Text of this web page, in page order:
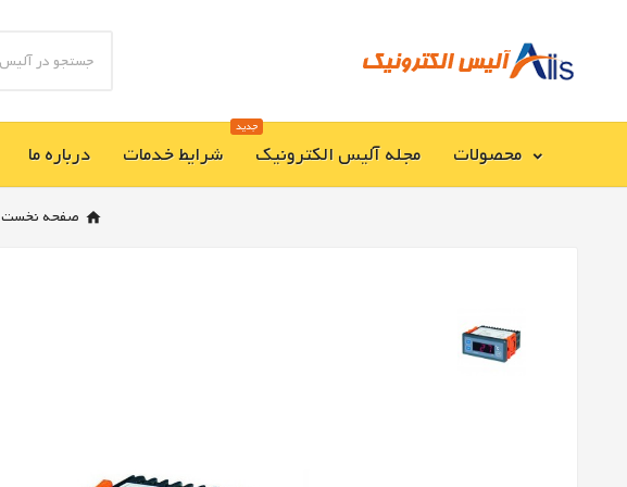
محصولات مجله آلیس الکترونیک
جدید
شرایط خدمات درباره ما
صفحه نخست